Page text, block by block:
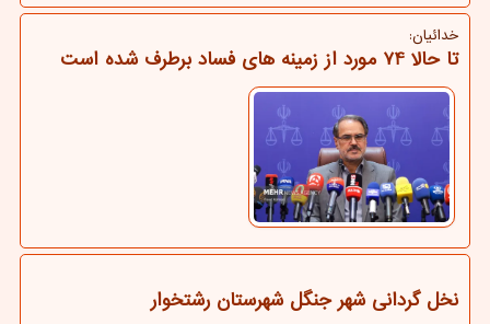
خدائیان:
تا حالا 74 مورد از زمینه های فساد برطرف شده است
نخل گردانی شهر جنگل شهرستان رشتخوار